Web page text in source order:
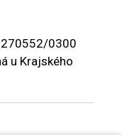
0300
u Krajského